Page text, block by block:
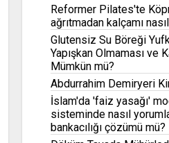
Reformer Pilates'te
ağrıtmadan kalçamı nasıl
Glutensiz Su Böreği
Yapışkan Olmaması ve
Mümkün mü?
Abdurrahim Demiryeri
İslam'da 'faiz yasağı'
sisteminde nasıl
bankacılığı çözümü mü?